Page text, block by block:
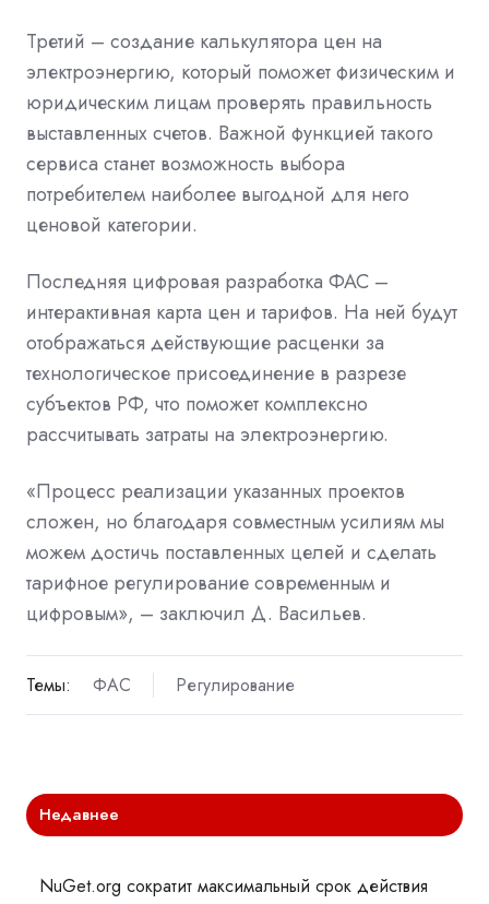
Третий – создание калькулятора цен на
электроэнергию, который поможет физическим и
юридическим лицам проверять правильность
выставленных счетов. Важной функцией такого
сервиса станет возможность выбора
потребителем наиболее выгодной для него
ценовой категории.
Последняя цифровая разработка ФАС –
интерактивная карта цен и тарифов. На ней будут
отображаться действующие расценки за
технологическое присоединение в разрезе
субъектов РФ, что поможет комплексно
рассчитывать затраты на электроэнергию.
«Процесс реализации указанных проектов
сложен, но благодаря совместным усилиям мы
можем достичь поставленных целей и сделать
тарифное регулирование современным и
цифровым», – заключил Д. Васильев.
Темы: ФАС Регулирование
Недавнее
NuGet.org сократит максимальный срок действия